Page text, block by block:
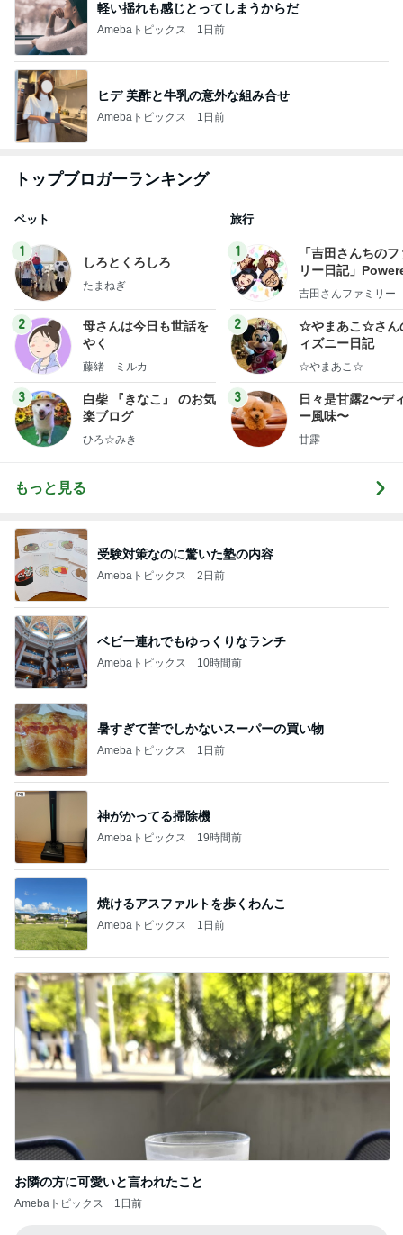
軽い揺れも感じとってしまうからだ
Amebaトピックス 1日前
ヒデ 美酢と牛乳の意外な組み合せ
Amebaトピックス 1日前
トップブロガーランキング
ペット
1
しろとくろしろ
たまねぎ
2
母さんは今日も世話を
やく
藤緒 ミルカ
3
白柴 『きなこ』 のお気
楽ブログ
ひろ☆みき
旅行
1
「吉田さんちの
リー日記」
y Ameba 吉田さ
ログ
吉田さんファミリー
2
☆やまあこ☆さん
ィズニー日記
☆やまあこ☆
3
日々是甘露2〜デ
ー風味〜
甘露
もっと見る
受験対策なのに驚いた塾の内容
Amebaトピックス 2日前
ベビー連れでもゆっくりなランチ
Amebaトピックス 10時間前
暑すぎて苦でしかないスーパーの買い物
Amebaトピックス 1日前
神がかってる掃除機
Amebaトピックス 19時間前
焼けるアスファルトを歩くわんこ
Amebaトピックス 1日前
お隣の方に可愛いと言われたこと
Amebaトピックス 1日前